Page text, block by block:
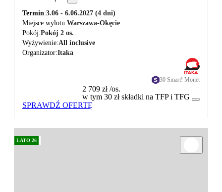
Termin 3.06 - 6.06.2027 (4 dni)
Miejsce wylotu Warszawa-Okęcie
Pokój Pokój 2 os.
Wyżywienie All inclusive
Organizator Itaka
30 Smart! Monet
2 709 zł/os.
w tym 30 zł składki na TFP i TFG
SPRAWDŹ OFERTĘ
LATO 26